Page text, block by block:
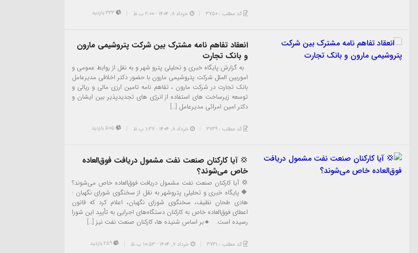
کد مطلب : 3750 خرداد ۸, ۱۴۰۴ - 2:00 ب.ظ
انعقاد تفاهم نامه مشترک بین شرکت پتروشیمی مارون
و بانک تجارت
به گزارش پایگاه خبری و تحلیلی پترو شهر و به نقل از روابط عمومی و
اموربین الملل شرکت پتروشیمی مارون با حضور دکتر اخلاقی مدیرعامل
بانک تجارت در شرکت مارون ، تفاهم نامه تامین ارزی مالی و ریالی و
توسعه زیرساخت های استفاده از انرژی های تجدیدپذیر بین ایشان و
دکتر امین امرائی مدیرعامل […]
کد مطلب : 3739 خرداد ۸, ۱۴۰۴ - 1:37 ب.ظ
💢 آیا کارکنان صنعت نفت مشمول دریافت فوق‌العاده
خاص می‌شوند؟
💢 آیا کارکنان صنعت نفت مشمول دریافت فوق‌العاده خاص می‌شوند؟
🔶️ پایگاه خبری و تحلیلی پتروشهر به نقل از سخنگوی شورای نگهبان :
هادی طحان نظیف، سخنگوی شورای نگهبان، اعلام کرد که قانون
اعطای فوق‌العاده خاص به کارکنان دستگاه‌های اجرایی به تأیید این شورا
رسیده است. 🔸بر اساس شنیده ها، کارکنان صنعت نفت نیز […]
کد مطلب : 3731 خرداد ۷, ۱۴۰۴ - 10:53 ب.ظ